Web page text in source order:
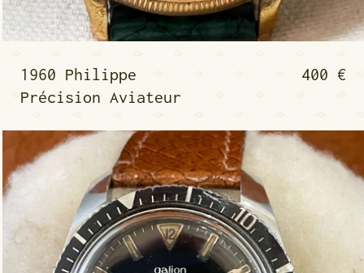
1960 Philippe
Précision Aviateur
400 €
seconde 1960 Plongeuse